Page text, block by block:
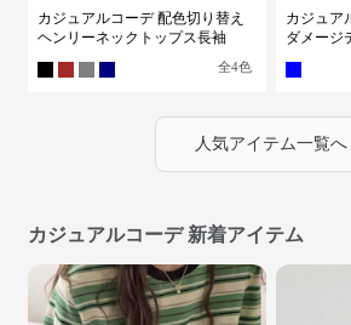
カジュアルコーデ 配色切り替え
ヘンリーネックトップス長袖
全4色
カジュア
ダメージ
人気アイテム一覧へ
カジュアルコーデ 新着アイテム